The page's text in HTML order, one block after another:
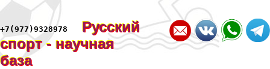
+7(977)9328978
Русский
спорт - научная
база